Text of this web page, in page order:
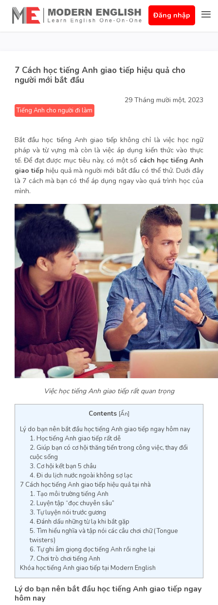
Đăng nhập
7 Cách học tiếng Anh giao tiếp hiệu quả cho
người mới bắt đầu
29 Tháng mười một, 2023
Tiếng Anh cho người đi làm
Bắt đầu học tiếng Anh giao tiếp không chỉ là việc học ngữ
pháp và từ vựng mà còn là việc áp dụng kiến thức vào thực
tế. Để đạt được mục tiêu này, có một số cách học tiếng Anh
giao tiếp hiệu quả mà người mới bắt đầu có thể thử. Dưới đây
là 7 cách mà bạn có thể áp dụng ngay vào quá trình học của
mình.
Việc học tiếng Anh giao tiếp rất quan trọng
Contents [Ẩn]
Lý do bạn nên bắt đầu học tiếng Anh giao tiếp ngay hôm nay
1. Học tiếng Anh giao tiếp rất dễ
2. Giúp bạn có cơ hội thăng tiến trong công việc, thay đổi
cuộc sống
3. Cơ hội kết bạn 5 châu
4. Đi du lịch nước ngoài không sợ lạc
7 Cách học tiếng Anh giao tiếp hiệu quả tại nhà
1. Tạo môi trường tiếng Anh
2. Luyện tập “đọc chuyên sâu”
3. Tự luyện nói trước gương
4. Đánh dấu những từ lạ khi bắt gặp
5. Tìm hiểu nghĩa và tập nói các câu chơi chữ (Tongue
twisters)
6. Tự ghi âm giọng đọc tiếng Anh rồi nghe lại
7. Chơi trò chơi tiếng Anh
Khóa học tiếng Anh giao tiếp tại Modern English
Lý do bạn nên bắt đầu học tiếng Anh giao tiếp ngay
hôm nay